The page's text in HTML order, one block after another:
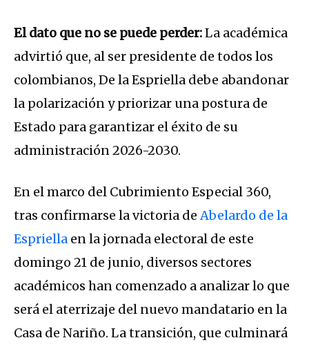
El dato que no se puede perder:La académica
advirtió que, al ser presidente de todos los
colombianos, De la Espriella debe abandonar
la polarización y priorizar una postura de
Estado para garantizar el éxito de su
administración 2026-2030.
En el marco del Cubrimiento Especial 360,
tras confirmarse la victoria deAbelardo de la
Espriella en la jornada electoral de este
domingo 21 de junio, diversos sectores
académicos han comenzado a analizar lo que
será el aterrizaje del nuevo mandatario en la
Casa de Nariño. La transición, que culminará